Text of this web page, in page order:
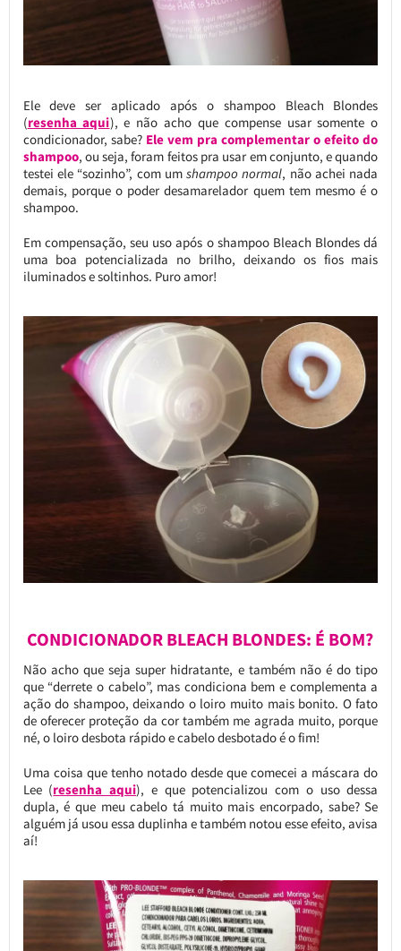
Ele deve ser aplicado após o shampoo Bleach Blondes
(resenha aqui), e não acho que compense usar somente o
condicionador, sabe? Ele vem pra complementar o efeito do
shampoo, ou seja, foram feitos pra usar em conjunto, e quando
testei ele “sozinho”, com umshampoo normal, não achei nada
demais, porque o poder desamarelador quem tem mesmo é o
shampoo.
Em compensação, seu uso após o shampoo Bleach Blondes dá
uma boa potencializada no brilho, deixando os fios mais
iluminados e soltinhos. Puro amor!
CONDICIONADOR BLEACH BLONDES: É BOM?
Não acho que seja super hidratante, e também não é do tipo
que “derrete o cabelo”, mas condiciona bem e complementa a
ação do shampoo, deixando o loiro muito mais bonito. O fato
de oferecer proteção da cor também me agrada muito, porque
né, o loiro desbota rápido e cabelo desbotado é o fim!
Uma coisa que tenho notado desde que comecei a máscara do
Lee (resenha aqui), e que potencializou com o uso dessa
dupla, é que meu cabelo tá muito mais encorpado, sabe? Se
alguém já usou essa duplinha e também notou esse efeito, avisa
aí!